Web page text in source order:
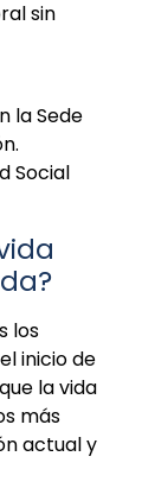
sin
la Sede
Social
los
inicio de
la vida
más
actual y